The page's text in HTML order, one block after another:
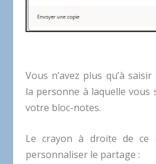
Vous n’avez plus qu’à
la personne à laquelle
votre bloc-notes.
Le crayon à droite de ce
personnaliser le partage :